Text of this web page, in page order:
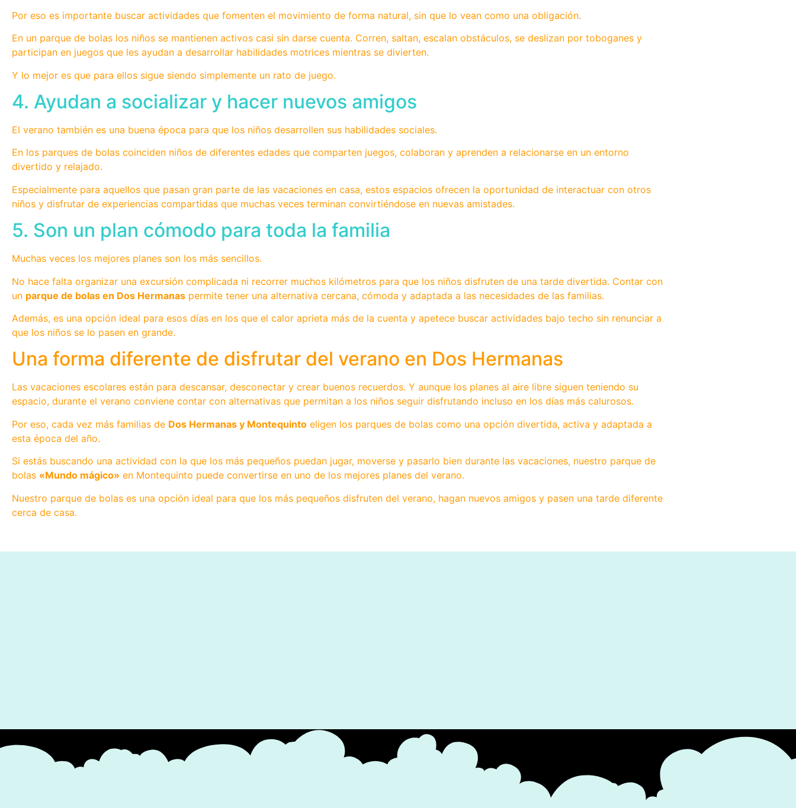
Por eso es importante buscar actividades que fomenten el movimiento de forma natural, sin que lo vean como una obligación.
En un parque de bolas los niños se mantienen activos casi sin darse cuenta. Corren, saltan, escalan obstáculos, se deslizan por toboganes y
participan en juegos que les ayudan a desarrollar habilidades motrices mientras se divierten.
Y lo mejor es que para ellos sigue siendo simplemente un rato de juego.
4. Ayudan a socializar y hacer nuevos amigos
El verano también es una buena época para que los niños desarrollen sus habilidades sociales.
En los parques de bolas coinciden niños de diferentes edades que comparten juegos, colaboran y aprenden a relacionarse en un entorno
divertido y relajado.
Especialmente para aquellos que pasan gran parte de las vacaciones en casa, estos espacios ofrecen la oportunidad de interactuar con otros
niños y disfrutar de experiencias compartidas que muchas veces terminan convirtiéndose en nuevas amistades.
5. Son un plan cómodo para toda la familia
Muchas veces los mejores planes son los más sencillos.
No hace falta organizar una excursión complicada ni recorrer muchos kilómetros para que los niños disfruten de una tarde divertida. Contar con
un parque de bolas en Dos Hermanas permite tener una alternativa cercana, cómoda y adaptada a las necesidades de las familias.
Además, es una opción ideal para esos días en los que el calor aprieta más de la cuenta y apetece buscar actividades bajo techo sin renunciar a
que los niños se lo pasen en grande.
Una forma diferente de disfrutar del verano en Dos Hermanas
Las vacaciones escolares están para descansar, desconectar y crear buenos recuerdos. Y aunque los planes al aire libre siguen teniendo su
espacio, durante el verano conviene contar con alternativas que permitan a los niños seguir disfrutando incluso en los días más calurosos.
Por eso, cada vez más familias de Dos Hermanas y Montequinto eligen los parques de bolas como una opción divertida, activa y adaptada a
esta época del año.
Si estás buscando una actividad con la que los más pequeños puedan jugar, moverse y pasarlo bien durante las vacaciones, nuestro parque de
bolas «Mundo mágico» en Montequinto puede convertirse en uno de los mejores planes del verano.
Nuestro parque de bolas es una opción ideal para que los más pequeños disfruten del verano, hagan nuevos amigos y pasen una tarde diferente
cerca de casa.